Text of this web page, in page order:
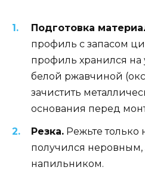
Подготовка
профиль с запасом
профиль хранился
белой ржавчиной
зачистить
основания перед
Резка. Режьте
получился неровным,
напильником.